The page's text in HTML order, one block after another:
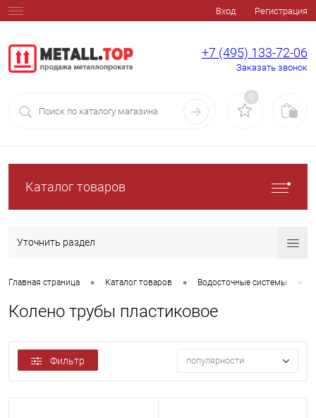
Вход Регистрация
+7 (495) 133-72-06
Заказать звонок
0
Каталог товаров
Уточнить раздел
Главная страница • Каталог товаров • Водосточные системы •
Колено трубы пластиковое
Фильтр популярности